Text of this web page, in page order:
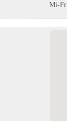
Mi-Fr